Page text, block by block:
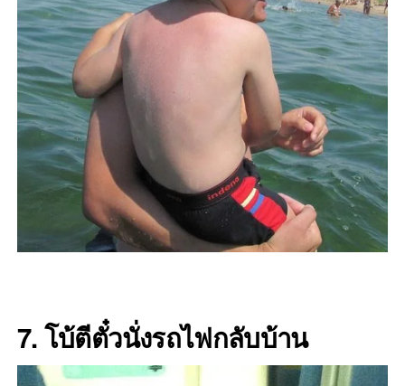
7. โบ้ตีตั๋วนั่งรถไฟกลับบ้าน